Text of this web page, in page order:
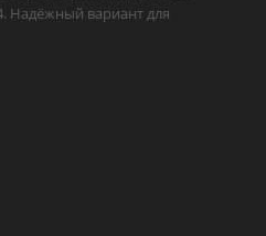
Надёжный вариант для